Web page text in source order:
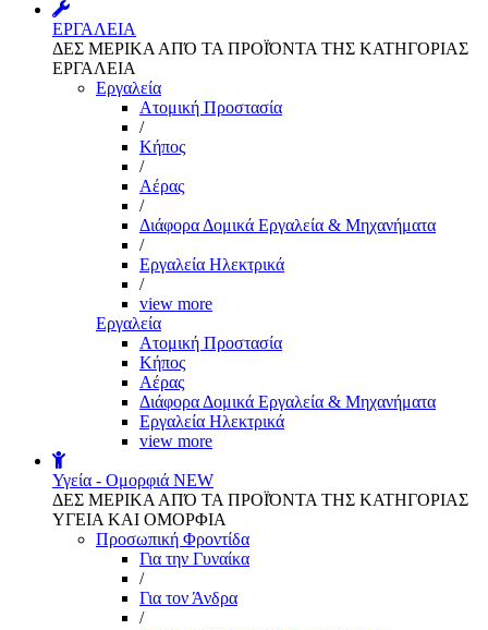
ΕΡΓΑΛΕΙΑ
ΔΕΣ ΜΕΡΙΚΑ ΑΠΌ ΤΑ ΠΡΟΪΌΝΤΑ ΤΗΣ ΚΑΤΗΓΟΡΙΑΣ
ΕΡΓΑΛΕΙΑ
Εργαλεία
Aτομική Προστασία
/
Kήπος
/
Αέρας
/
Διάφορα Δομικά Εργαλεία & Μηχανήματα
/
Εργαλεία Ηλεκτρικά
/
view more
Εργαλεία
Aτομική Προστασία
Kήπος
Αέρας
Διάφορα Δομικά Εργαλεία & Μηχανήματα
Εργαλεία Ηλεκτρικά
view more
Υγεία - Ομορφιά NEW
ΔΕΣ ΜΕΡΙΚΑ ΑΠΌ ΤΑ ΠΡΟΪΌΝΤΑ ΤΗΣ ΚΑΤΗΓΟΡΙΑΣ
ΥΓΕΙΑ ΚΑΙ ΟΜΟΡΦΙΑ
Προσωπική Φροντίδα
Για την Γυναίκα
/
Για τον Άνδρα
/